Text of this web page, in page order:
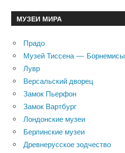
МУЗЕИ МИРА
Прадо
Музей Тиссена — Борнемисы
Лувр
Версальский дворец
Замок Пьерфон
Замок Вартбург
Лондонские музеи
Берлинские музеи
Древнерусское зодчество